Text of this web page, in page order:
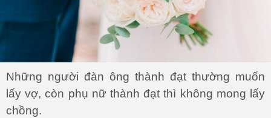
Những người đàn ông thành đạt thường muốn
lấy vợ, còn phụ nữ thành đạt thì không mong lấy
chồng.